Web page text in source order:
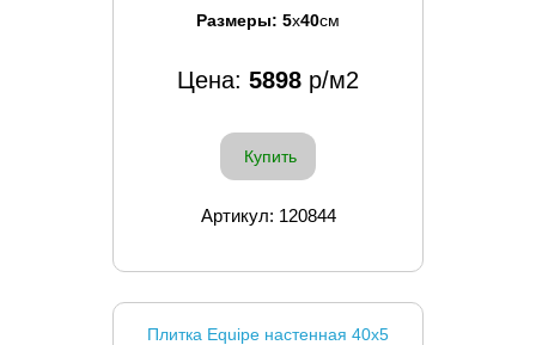
Размеры: 5x40см
Цена: 5898 р/м2
Купить
Артикул: 120844
Плитка Equipe настенная 40x5